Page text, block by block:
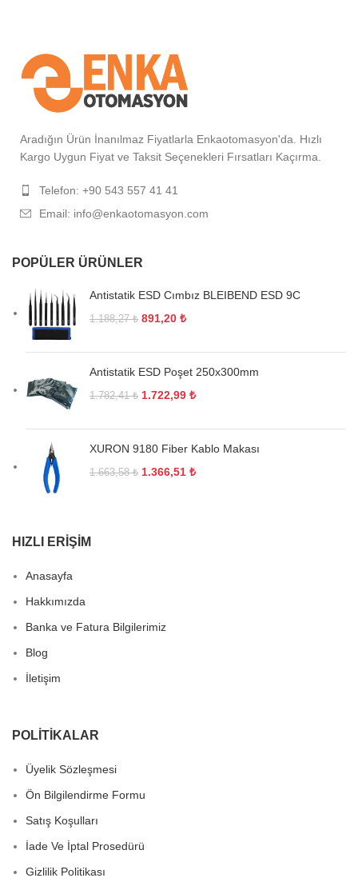
Aradığın Ürün İnanılmaz Fiyatlarla Enkaotomasyon'da. Hızlı
Kargo Uygun Fiyat ve Taksit Seçenekleri Fırsatları Kaçırma.
Telefon: +90 543 557 41 41
Email: info@enkaotomasyon.com
POPÜLER ÜRÜNLER
Antistatik ESD Cımbız BLEIBEND ESD 9C
1.188,27₺ 891,20 ₺
Antistatik ESD Poşet 250x300mm
1.782,41₺ 1.722,99 ₺
XURON 9180 Fiber Kablo Makası
1.663,58₺ 1.366,51 ₺
HIZLI ERIŞIM
Anasayfa
Hakkımızda
Banka ve Fatura Bilgilerimiz
Blog
İletişim
POLITIKALAR
Üyelik Sözleşmesi
Ön Bilgilendirme Formu
Satış Koşulları
İade Ve İptal Prosedürü
Gizlilik Politikası